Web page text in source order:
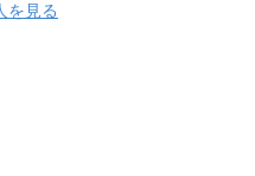
を見る